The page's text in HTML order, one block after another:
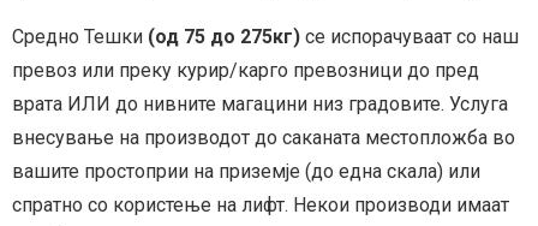
Средно Тешки (од 75 до 275кг) се испорачуваат со наш
превоз или преку курир/карго превозници до пред
врата ИЛИ до нивните магацини низ градовите. Услуга
внесување на производот до саканата местопложба во
вашите простоприи на приземје (до една скала) или
спратно со користење на лифт. Некои производи имаат